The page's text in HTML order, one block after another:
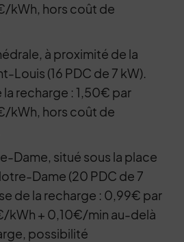
kWh, hors coût de
à proximité de la
Louis (16 PDC de 7 kW).
la recharge : 1,50€ par
kWh, hors coût de
Dame, situé sous la place
Dame (20 PDC de 7
de la recharge : 0,99€ par
kWh + 0,10€/min au-delà
possibilité